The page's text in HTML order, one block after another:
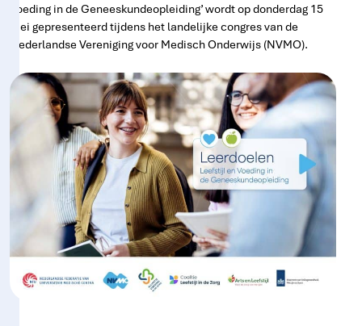
Voeding in de Geneeskundeopleiding’ wordt op donderdag 15
mei gepresenteerd tijdens het landelijke congres van de
Nederlandse Vereniging voor Medisch Onderwijs (NVMO).